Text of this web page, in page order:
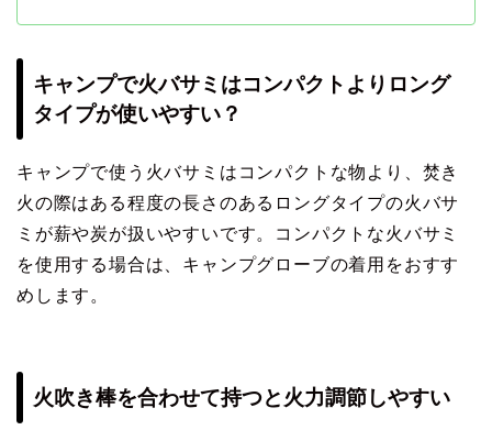
キャンプで火バサミはコンパクトよりロング
タイプが使いやすい？
キャンプで使う火バサミはコンパクトな物より、焚き
火の際はある程度の長さのあるロングタイプの火バサ
ミが薪や炭が扱いやすいです。コンパクトな火バサミ
を使用する場合は、キャンプグローブの着用をおすす
めします。
火吹き棒を合わせて持つと火力調節しやすい